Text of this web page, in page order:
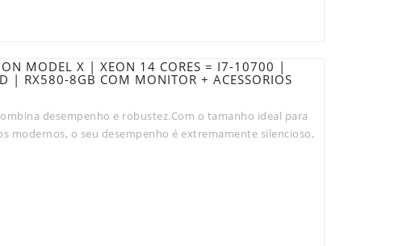
MODEL X | XEON 14 CORES = I7-10700 |
| RX580-8GB COM MONITOR + ACESSORIOS
desempenho e robustez.Com o tamanho ideal para
modernos, o seu desempenho é extremamente silencioso,